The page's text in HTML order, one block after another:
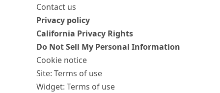
Contact us
Privacy policy
California Privacy Rights
Do Not Sell My Personal Information
Cookie notice
Site: Terms of use
Widget: Terms of use